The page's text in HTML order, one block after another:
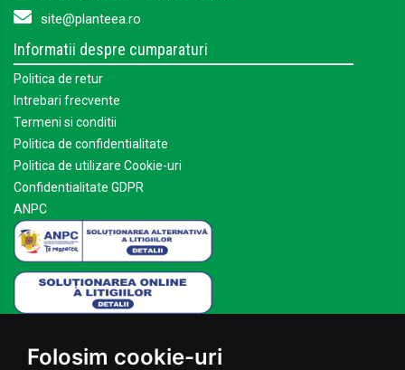
Folosim cookie-uri
site@planteea.ro
Informatii despre cumparaturi
Politica de retur
Intrebari frecvente
Termeni si conditii
Politica de confidentialitate
Politica de utilizare Cookie-uri
Confidentialitate GDPR
ANPC
Acasa